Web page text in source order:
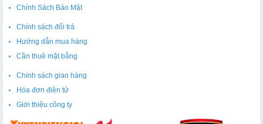
Chính Sách Bảo Mật
Chính sách đổi trả
Hướng dẫn mua hàng
Cần thuê mặt bằng
Chính sách giao hàng
Hóa đơn điện tử
Giới thiệu công ty